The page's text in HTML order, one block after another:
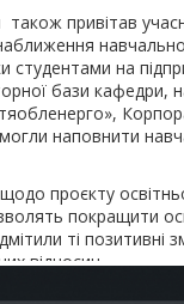
привітав
на
бази кафедри,
наповнити
проєкту
покращити
ті позитивні
відносин.